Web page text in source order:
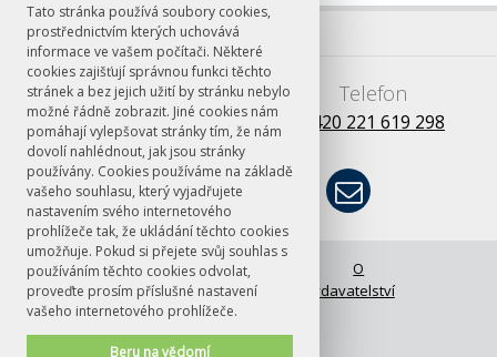
Tato stránka používá soubory cookies,
prostřednictvím kterých uchovává
informace ve vašem počítači. Některé
cookies zajišťují správnou funkci těchto
stránek a bez jejich užití by stránku nebylo
možné řádně zobrazit. Jiné cookies nám
pomáhají vylepšovat stránky tím, že nám
dovolí nahlédnout, jak jsou stránky
používány. Cookies používáme na základě
vašeho souhlasu, který vyjadřujete
nastavením svého internetového
prohlížeče tak, že ukládání těchto cookies
umožňuje. Pokud si přejete svůj souhlas s
používáním těchto cookies odvolat,
proveďte prosím příslušné nastavení
vašeho internetového prohlížeče.
Beru na vědomí
E-mail
books@ff.cuni.cz
Telefon
+420 221 619 298
© FF UK 2026 Úvodní stránka
O
vydavatelství